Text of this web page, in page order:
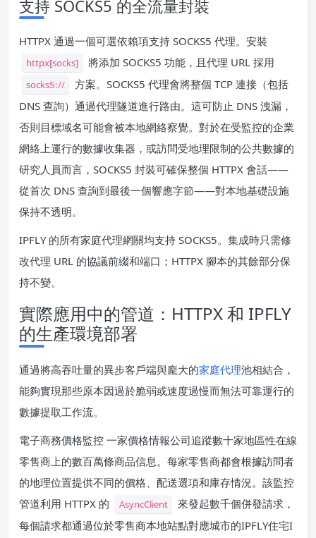
支持 SOCKS5 的全流量封裝
HTTPX 通過一個可選依賴項支持 SOCKS5 代理。安裝
httpx[socks] 將添加 SOCKS5 功能，且代理 URL 採用
socks5://
方案。SOCKS5 代理會將整個 TCP 連接（包括
DNS 查詢）通過代理隧道進行路由。這可防止 DNS 洩漏，
否則目標域名可能會被本地網絡察覺。對於在受監控的企業
網絡上運行的數據收集器，或訪問受地理限制的公共數據的
研究人員而言，SOCKS5 封裝可確保整個 HTTPX 會話——
從首次 DNS 查詢到最後一個響應字節——對本地基礎設施
保持不透明。
IPFLY 的所有家庭代理網關均支持 SOCKS5。集成時只需修
改代理 URL 的協議前綴和端口；HTTPX 腳本的其餘部分保
持不變。
實際應用中的管道：HTTPX 和 IPFLY
的生產環境部署
通過將高吞吐量的異步客戶端與龐大的家庭代理池相結合，
能夠實現那些原本因過於脆弱或速度過慢而無法可靠運行的
數據提取工作流。
電子商務價格監控 一家價格情報公司追蹤數十家地區性在線
零售商上的數百萬條商品信息。每家零售商都會根據訪問者
的地理位置提供不同的價格、配送選項和庫存情況。該監控
管道利用 HTTPX 的
AsyncClient
來發起數千個併發請求，
每個請求都通過位於零售商本地站點對應城市的IPFLY住宅I